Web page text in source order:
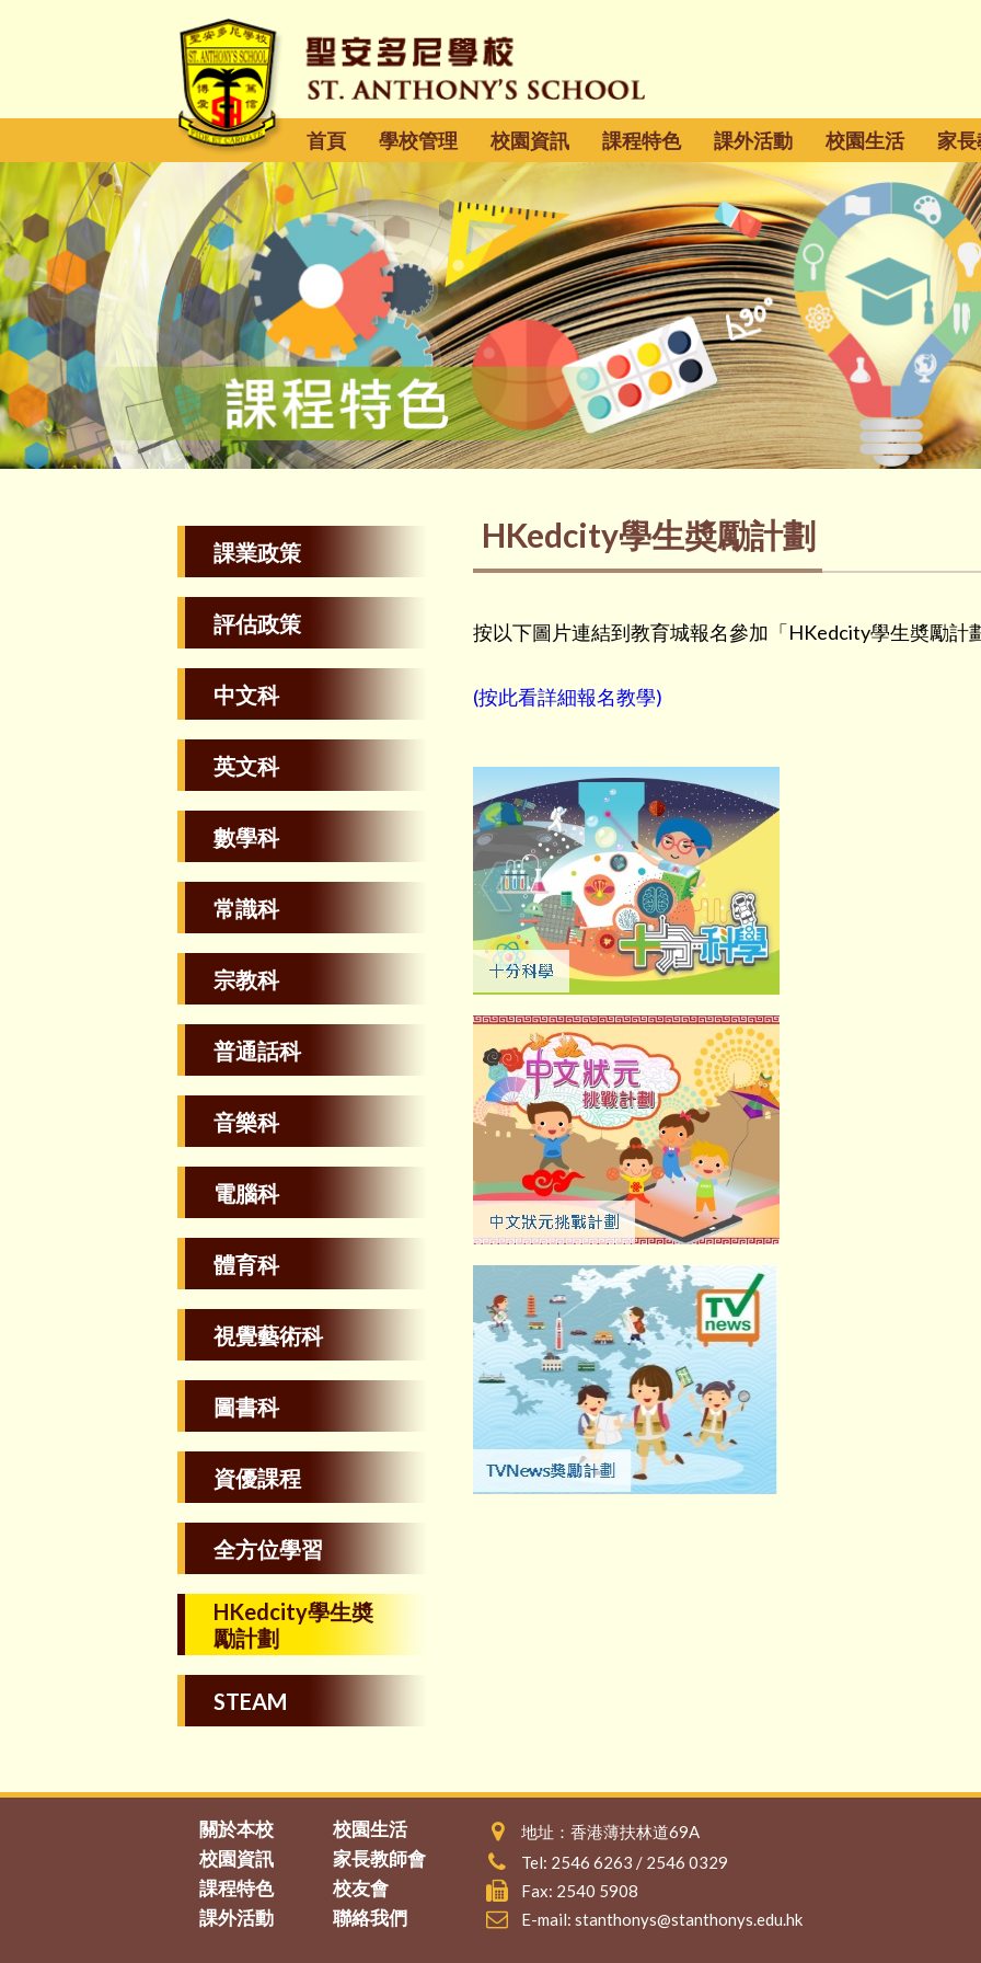
首頁 學校管理 校園資訊 課程特色 課外活動 校園生活 家
課業政策
評估政策
中文科
英文科
數學科
常識科
宗教科
普通話科
音樂科
電腦科
體育科
視覺藝術科
圖書科
資優課程
全方位學習
HKedcity學生奬
勵計劃
STEAM
HKedcity學生奬勵計劃
按以下圖片連結到教育城報名參加「HKedcity學生奬勵計
(按此看詳細報名教學)
關於本校
校園資訊
課程特色
課外活動
校園生活
家長教師會
校友會
聯絡我們
地址：香港薄扶林道69A
Tel: 2546 6263 / 2546 0329
Fax: 2540 5908
E-mail: stanthonys@stanthonys.edu.hk